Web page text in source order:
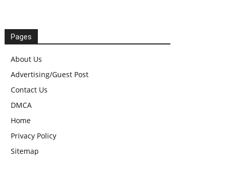
Pages
About Us
Advertising/Guest Post
Contact Us
DMCA
Home
Privacy Policy
Sitemap